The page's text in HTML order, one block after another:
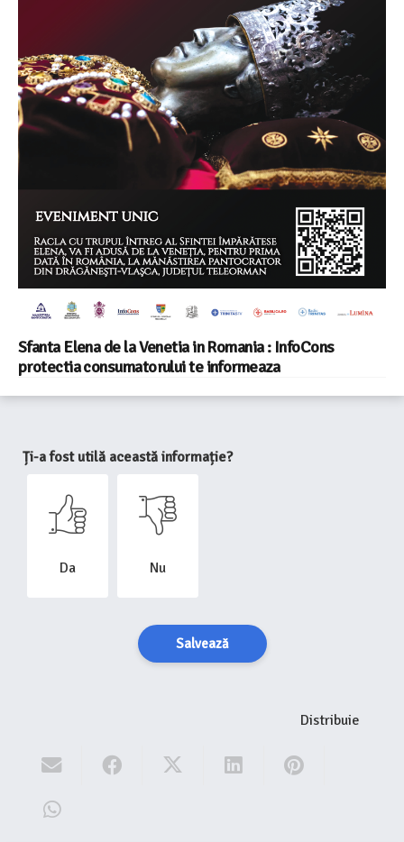
Sfanta Elena de la Venetia in Romania : InfoCons
protectia consumatorului te informeaza
Ți-a fost utilă această informație?
Da Nu
Salvează
Distribuie